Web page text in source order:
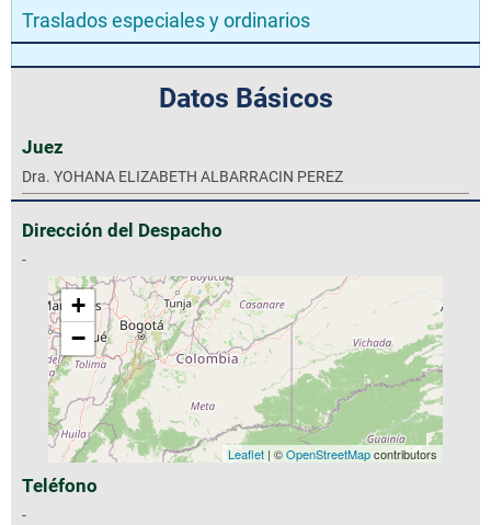
Traslados especiales y ordinarios
Datos Básicos
Juez
Dra. YOHANA ELIZABETH ALBARRACIN PEREZ
Dirección del Despacho
-
+
−
Leaflet| ©OpenStreetMapcontributors
Teléfono
-